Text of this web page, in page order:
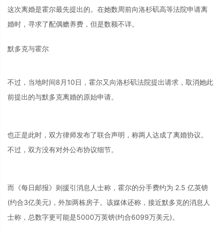
这次离婚是霍尔最先提出的。在她数周前向洛杉矶高等法院申请离
婚时，寻求了配偶赡养费，但是数额不详。
默多克与霍尔
不过，当地时间8月10日，霍尔又向洛杉矶法院提出请求，取消她此
前提出的与默多克离婚的原始申请。
也正是此时，双方律师发布了联合声明，称两人达成了离婚协议。
不过，双方没有对外公布协议细节。
而《每日邮报》则援引消息人士称，霍尔的分手费约为 2.5 亿英镑
(约合3亿美元)，外加两栋房子。该媒体还称，接近默多克的消息人
士称，总数字更可能是5000万英镑(约合6099万美元)。